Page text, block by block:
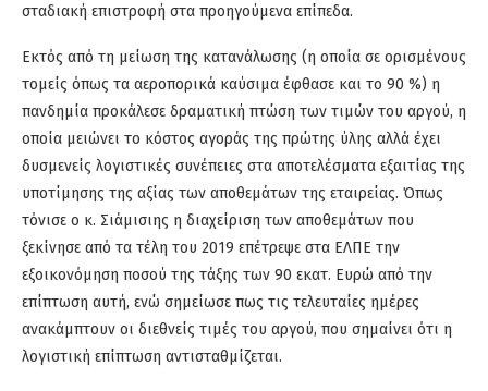
σταδιακή επιστροφή στα προηγούμενα επίπεδα.
Εκτός από τη μείωση της κατανάλωσης (η οποία σε ορισμένους
τομείς όπως τα αεροπορικά καύσιμα έφθασε και το 90 %) η
πανδημία προκάλεσε δραματική πτώση των τιμών του αργού, η
οποία μειώνει το κόστος αγοράς της πρώτης ύλης αλλά έχει
δυσμενείς λογιστικές συνέπειες στα αποτελέσματα εξαιτίας της
υποτίμησης της αξίας των αποθεμάτων της εταιρείας. Όπως
τόνισε ο κ. Σιάμισιης η διαχείριση των αποθεμάτων που
ξεκίνησε από τα τέλη του 2019 επέτρεψε στα ΕΛΠΕ την
εξοικονόμηση ποσού της τάξης των 90 εκατ. Ευρώ από την
επίπτωση αυτή, ενώ σημείωσε πως τις τελευταίες ημέρες
ανακάμπτουν οι διεθνείς τιμές του αργού, που σημαίνει ότι η
λογιστική επίπτωση αντισταθμίζεται.